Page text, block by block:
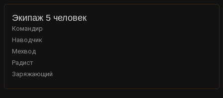
Экипаж 5 человек
Командир
Наводчик
Мехвод
Радист
Заряжающий